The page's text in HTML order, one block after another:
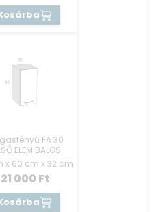
FA 30
ELEM BALOS
x 60 cm x 32 cm
21 000 Ft